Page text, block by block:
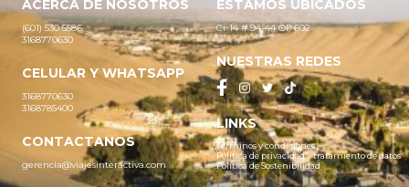
ACERCA DE NOSOTROS
(601) 530 5586
3168770630
CELULAR Y WHATSAPP
3168770630
3168785400
CONTACTANOS
gerencia@viajesinteractiva.com
ESTAMOS UBICADOS
Cr 14 # 94-44 OF 602
NUESTRAS REDES
LINKS
Términos y condiciones
Política de privacidad y tratamiento de datos
Política de Sostenibilidad